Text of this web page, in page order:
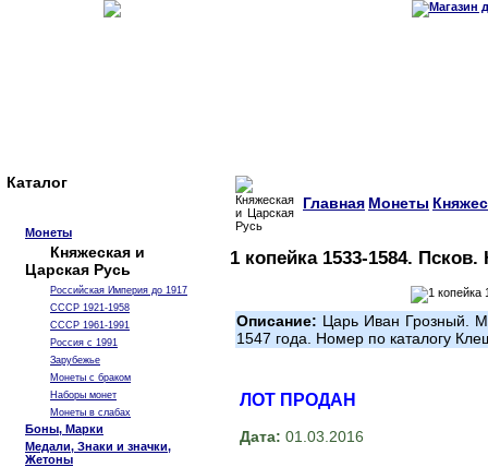
Каталог
Монеты
Княжеская и
Царская Русь
Российская Империя до 1917
СССР 1921-1958
СССР 1961-1991
Россия с 1991
Зарубежье
Монеты с браком
Наборы монет
Монеты в слабах
Боны, Марки
Медали, Знаки и значки,
Жетоны
Главная Монеты
1 копейка 1533-1584.
Описание: Царь Иван Грозный.
1547 года. Номер по каталогу
ЛОТ ПРОДАН
Дата: 01.03.2016